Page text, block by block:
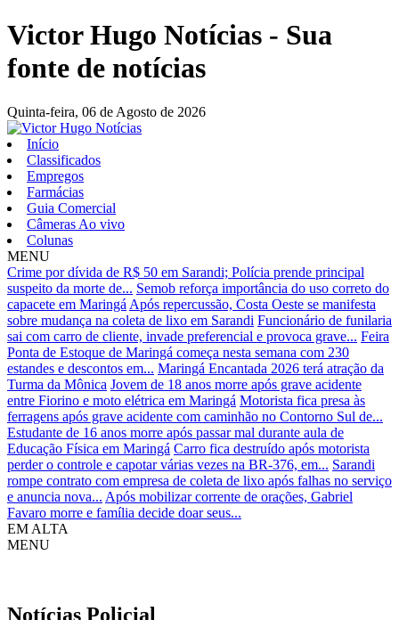
Victor Hugo Notícias - Sua
fonte de notícias
Quinta-feira, 06 de Agosto de 2026
Início
Classificados
Empregos
Farmácias
Guia Comercial
Câmeras Ao vivo
Colunas
MENU
Crime por dívida de R$ 50 em Sarandi; Polícia prende principal
suspeito da morte de... Semob reforça importância do uso correto do
capacete em Maringá Após repercussão, Costa Oeste se manifesta
sobre mudança na coleta de lixo em Sarandi Funcionário de funilaria
sai com carro de cliente, invade preferencial e provoca grave... Feira
Ponta de Estoque de Maringá começa nesta semana com 230
estandes e descontos em... Maringá Encantada 2026 terá atração da
Turma da Mônica Jovem de 18 anos morre após grave acidente
entre Fiorino e moto elétrica em Maringá Motorista fica presa às
ferragens após grave acidente com caminhão no Contorno Sul de...
Estudante de 16 anos morre após passar mal durante aula de
Educação Física em Maringá Carro fica destruído após motorista
perder o controle e capotar várias vezes na BR-376, em... Sarandi
rompe contrato com empresa de coleta de lixo após falhas no serviço
e anuncia nova... Após mobilizar corrente de orações, Gabriel
Favaro morre e família decide doar seus...
EM ALTA
MENU
Notícias Policial